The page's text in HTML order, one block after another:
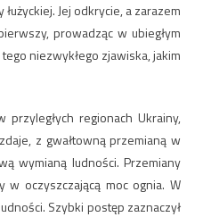
Jej odkrycie, a zarazem
prowadząc w ubiegłym
niezwykłego zjawiska, jakim
regionach Ukrainy,
z gwałtowną przemianą w
wymianą ludności. Przemiany
oczyszczającą moc ognia. W
Szybki postęp zaznaczył